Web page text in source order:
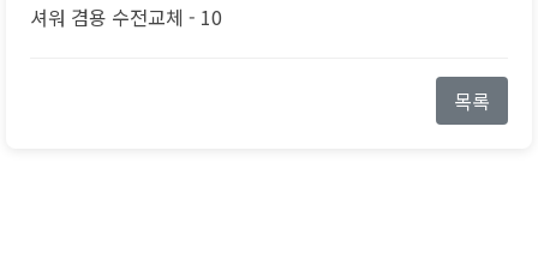
셔워 겸용 수전교체 - 10
목록